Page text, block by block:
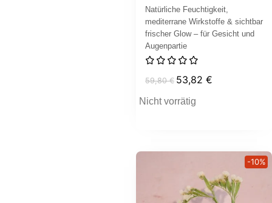
Natürliche Feuchtigkeit,
mediterrane Wirkstoffe & sichtbar
frischer Glow – für Gesicht und
Augenpartie
59,80€ 53,82 €
Nicht vorrätig
-10%